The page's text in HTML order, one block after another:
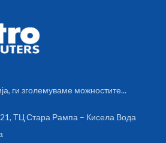
напојува со струја од USB
адаптер директно во струен
приклучок. Регулатор на
ги зголемуваме можностите...
ТЦ Стара Рампа – Кисела Вода